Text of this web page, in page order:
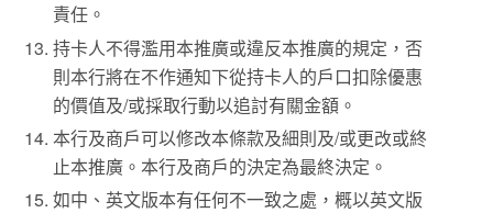
責任。
持卡人不得濫用本推廣或違反本推廣的規定，否
則本行將在不作通知下從持卡人的戶口扣除優惠
的價值及/或採取行動以追討有關金額。
本行及商戶可以修改本條款及細則及/或更改或終
止本推廣。本行及商戶的決定為最終決定。
如中、英文版本有任何不一致之處，概以英文版